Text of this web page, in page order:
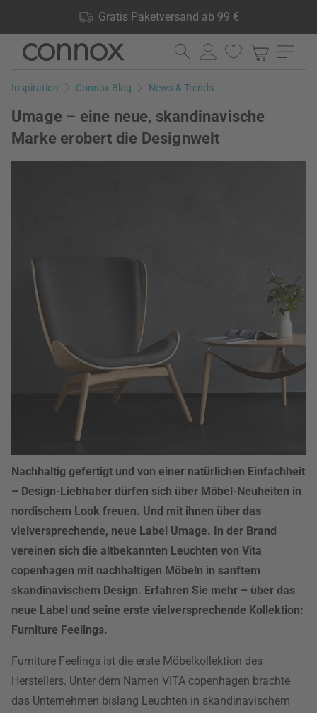
Gratis Paketversand ab 99 €
lagernd, 60 Tage Rückgaberecht
Direkt
Seiteninhalt
Direkt
Suchfeld
Inspiration Connox Blog News & Trends
Umage – eine neue, skandinavische
Marke erobert die Designwelt
Nachhaltig gefertigt und von einer natürlichen Einfachheit
– Design-Liebhaber dürfen sich über Möbel-Neuheiten in
nordischem Look freuen. Und mit ihnen über das
vielversprechende, neue Label Umage. In der Brand
vereinen sich die altbekannten Leuchten von Vita
copenhagen mit nachhaltigen Möbeln in sanftem
skandinavischem Design. Erfahren Sie mehr – über das
neue Label und seine erste vielversprechende Kollektion:
Furniture Feelings.
Furniture Feelings ist die erste Möbelkollektion des
Herstellers. Unter dem Namen VITA copenhagen brachte
das Unternehmen bislang Leuchten in skandinavischem